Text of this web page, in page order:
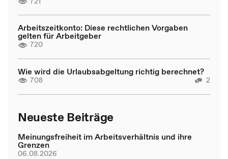
Arbeitszeitkonto: Diese rechtlichen Vorgaben
gelten für Arbeitgeber
720
Wie wird die Urlaubsabgeltung richtig berechnet?
708 2
Neueste Beiträge
Meinungsfreiheit im Arbeitsverhältnis und ihre
Grenzen
06.08.2026